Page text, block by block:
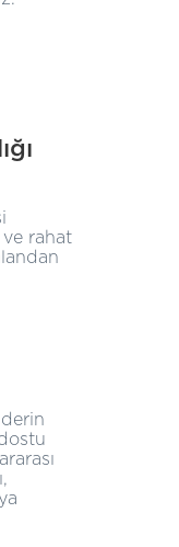
ve rahat